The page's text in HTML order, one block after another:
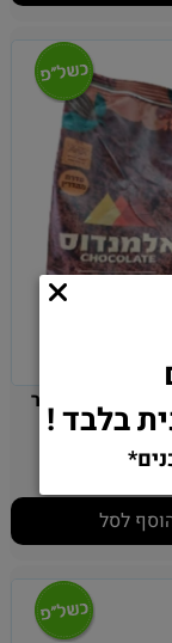
קקאו מובחר 400 גרם כשר
לפסח
₪39
לסל
בלבד !